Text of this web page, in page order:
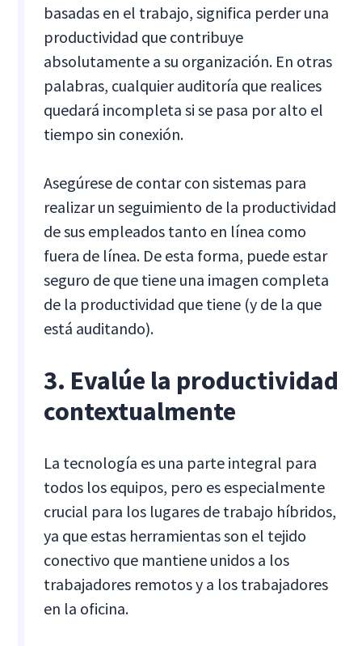
basadas en el trabajo, significa perder una
productividad que contribuye
absolutamente a su organización. En otras
palabras, cualquier auditoría que realices
quedará incompleta si se pasa por alto el
tiempo sin conexión.
Asegúrese de contar con sistemas para
realizar un seguimiento de la productividad
de sus empleados tanto en línea como
fuera de línea. De esta forma, puede estar
seguro de que tiene una imagen completa
de la productividad que tiene (y de la que
está auditando).
3. Evalúe la productividad
contextualmente
La tecnología es una parte integral para
todos los equipos, pero es especialmente
crucial para los lugares de trabajo híbridos,
ya que estas herramientas son el tejido
conectivo que mantiene unidos a los
trabajadores remotos y a los trabajadores
en la oficina.